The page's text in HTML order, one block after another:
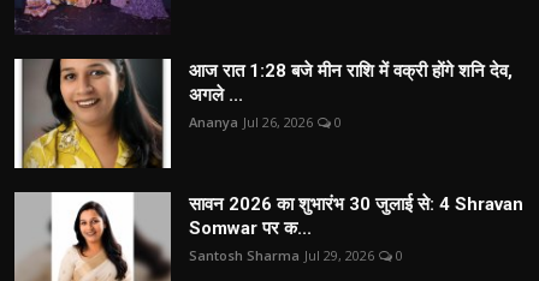
आज रात 1:28 बजे मीन राशि में वक्री होंगे शनि देव,
अगले ...
Ananya Jul 26, 2026 0
सावन 2026 का शुभारंभ 30 जुलाई से: 4 Shravan
Somwar पर क...
Santosh Sharma Jul 29, 2026 0